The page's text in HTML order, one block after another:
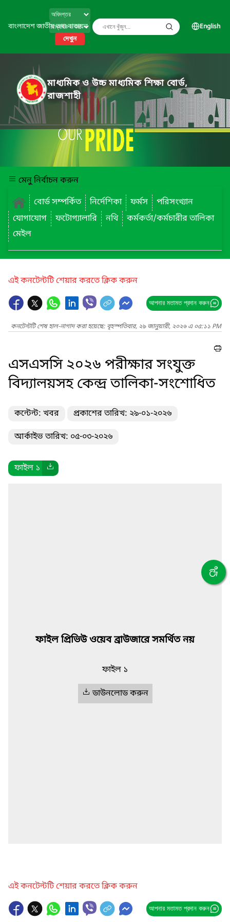
বাংলাদেশ জাতীয় তথ্য বাতায়ন
দেখুন
English
মাধ্যমিক ও উচ্চ মাধ্যমিক শিক্ষা বোর্ড,
রাজশাহী
মেনু নির্বাচন করুন
বোর্ড সম্পর্কিত
নির্দেশিকা ফর্মস
পরিসংখ্যান
যোগাযোগ
ফটোগ্যালারি নথি
কর্মকর্তা/কর্মচারীর তালিকা
মেইল
এই কনটেন্টটি শেয়ার করতে ক্লিক করুন
আপনার মতামত প্রদান করুন
কনটেন্টটি শেষ হাল-নাগাদ করা হয়েছে: বৃহস্পতিবার, ২৯ জানুয়ারী, ২০২৬ এ ০৫:১১ PM
এসএসসি ২০২৬ পরীক্ষার সংযুক্ত
বিদ্যালয়সহ কেন্দ্র তালিকা-সংশোধিত
কন্টেন্ট: খবর প্রকাশের তারিখ: ২৯-০১-২০২৬
আর্কাইভ তারিখ: ০৫-০৩-২০২৬
ফাইল ১
ফাইল প্রিভিউ ওয়েব ব্রাউজারে সমর্থিত নয়
ফাইল ১
ডাউনলোড করুন
এই কনটেন্টটি শেয়ার করতে ক্লিক করুন
আপনার মতামত প্রদান করুন